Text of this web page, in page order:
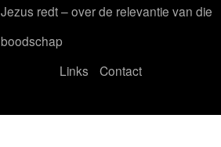
Jezus redt – over de relevantie van die
boodschap
Links Contact